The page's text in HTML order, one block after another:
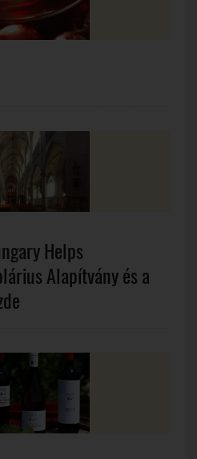
Helps
Alapítvány és a